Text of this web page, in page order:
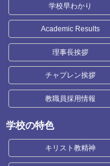
学校早わかり
Academic Results
理事長挨拶
チャプレン挨拶
教職員採用情報
学校の特色
キリスト教精神